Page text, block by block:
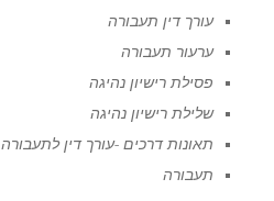
עורך דין תעבורה
ערעור תעבורה
פסילת רישיון נהיגה
שלילת רישיון נהיגה
תאונות דרכים -עורך דין לתעבורה
תעבורה